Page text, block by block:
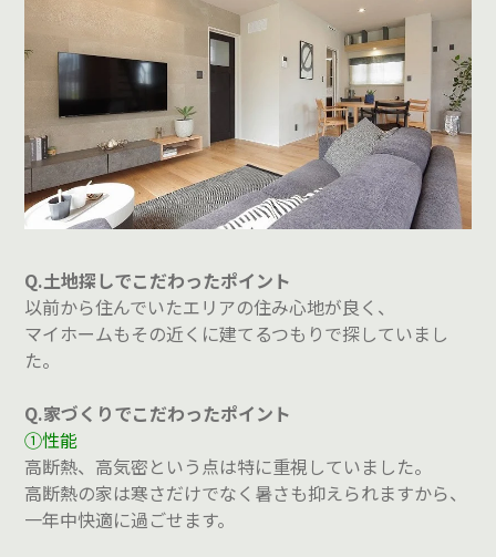
Q.土地探しでこだわったポイント
以前から住んでいたエリアの住み心地が良く、
マイホームもその近くに建てるつもりで探していまし
た。
Q.家づくりでこだわったポイント
①性能
高断熱、高気密という点は特に重視していました。
高断熱の家は寒さだけでなく暑さも抑えられますから、
一年中快適に過ごせます。